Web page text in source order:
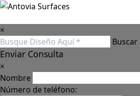
×
Buscar
Enviar Consulta
×
Nombre
Número de teléfono: